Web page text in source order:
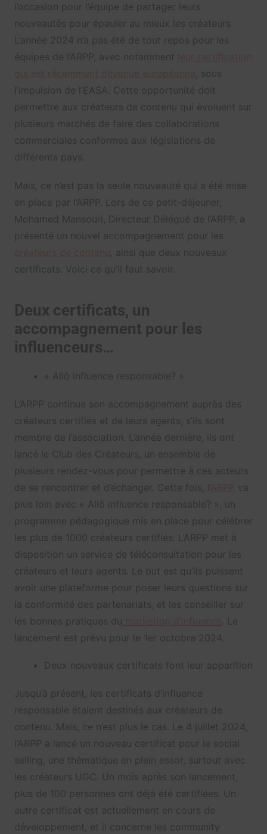
l’occasion pour l’équipe de partager leurs
nouveautés pour épauler au mieux les créateurs.
L’année 2024 n’a pas été de tout repos pour les
équipes de l’ARPP, avec notamment
, sous
l’impulsion de l’EASA. Cette opportunité doit
permettre aux créateurs de contenu qui évoluent sur
plusieurs marchés de faire des collaborations
commerciales conformes aux législations de
différents pays.
Mais, ce n’est pas la seule nouveauté qui a été mise
en place par l’ARPP. Lors de ce petit-déjeuner,
Mohamed Mansouri, Directeur Délégué de l’ARPP, a
présenté un nouvel accompagnement pour les
, ainsi que deux nouveaux
certificats. Voici ce qu’il faut savoir.
Deux certificats, un
accompagnement pour les
influenceurs…
« Allô influence responsable? »
L’ARPP continue son accompagnement auprès des
créateurs certifiés et de leurs agents, s’ils sont
membre de l’association. L’année dernière, ils ont
lancé le Club des Créateurs, un ensemble de
plusieurs rendez-vous pour permettre à ces acteurs
de se rencontrer et d’échanger. Cette fois, l’ ARPP
va
plus loin avec « Allô influence responsable? », un
programme pédagogique mis en place pour célébrer
les plus de 1000 créateurs certifiés. L’ARPP met à
disposition un service de téléconsultation pour les
créateurs et leurs agents. Le but est qu’ils puissent
avoir une plateforme pour poser leurs questions sur
la conformité des partenariats, et les conseiller sur
les bonnes pratiques du
. Le
lancement est prévu pour le 1er octobre 2024.
Deux nouveaux certificats font leur apparition
Jusqu’à présent, les certificats d’influence
responsable étaient destinés aux créateurs de
contenu. Mais, ce n’est plus le cas. Le 4 juillet 2024,
l’ARPP a lancé un nouveau certificat pour le social
selling, une thématique en plein essor, surtout avec
les créateurs UGC. Un mois après son lancement,
plus de 100 personnes ont déjà été certifiées. Un
autre certificat est actuellement en cours de
développement, et il concerne les community